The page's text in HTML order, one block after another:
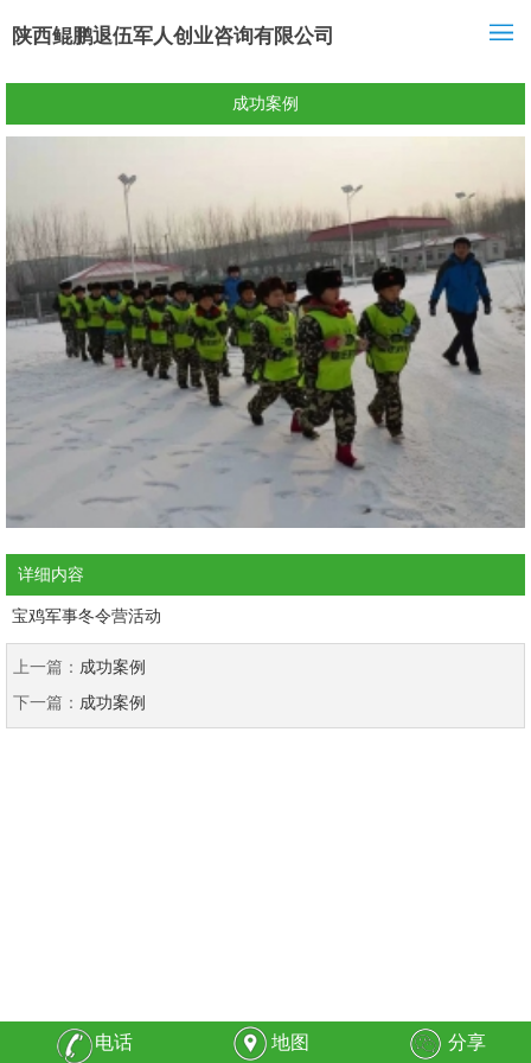
陕西鲲鹏退伍军人创业咨询有限公司
成功案例
详细内容
宝鸡军事冬令营活动
上一篇： 成功案例
下一篇： 成功案例
电话 地图 分享